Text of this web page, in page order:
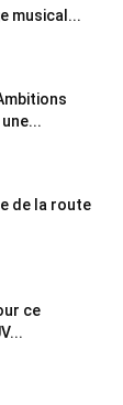
musical...
de la route
ce